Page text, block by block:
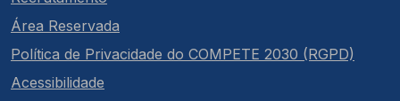
Área Reservada
Política de Privacidade do COMPETE 2030 (RGPD)
Acessibilidade